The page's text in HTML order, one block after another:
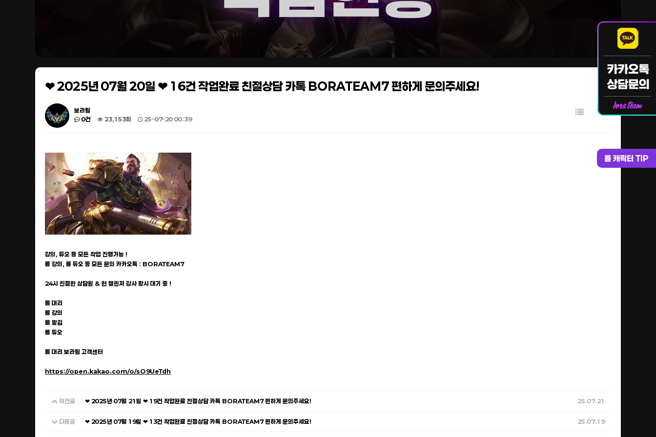
롤 캐릭터 TIP
❤ 2025년 07월 20일 ❤ 16건 작업완료 친절상담 카톡 BORATEAM7 편하게 문의주세요!
보라팀
0건
23,153회 25-07-20 00:39
강의, 듀오 등 모든 작업 진행가능 !
롤 강의, 롤 듀오 등 모든 문의 카카오톡 : BORATEAM7
24시 친절한 상담원 & 현 챌린저 강사 항시 대기 중 !
롤 대리
롤 강의
롤 맡김
롤 듀오
롤 대리 보라팀 고객센터
https://open.kakao.com/o/sO9UeTdh
이전글 ❤ 2025년 07월 21일 ❤ 19건 작업완료 친절상담 카톡 BORATEAM7 편하게 문의주세요! 25.07.21
다음글 ❤ 2025년 07월 19일 ❤ 13건 작업완료 친절상담 카톡 BORATEAM7 편하게 문의주세요! 25.07.19